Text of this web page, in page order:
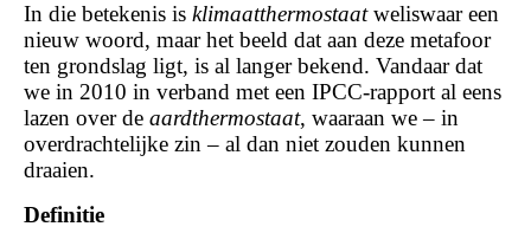
In die betekenis is klimaatthermostaatweliswaar een
nieuw woord, maar het beeld dat aan deze metafoor
ten grondslag ligt, is al langer bekend. Vandaar dat
we in 2010 in verband met een IPCC-rapport al eens
lazen over de aardthermostaat, waaraan we – in
overdrachtelijke zin – al dan niet zouden kunnen
draaien.
Definitie